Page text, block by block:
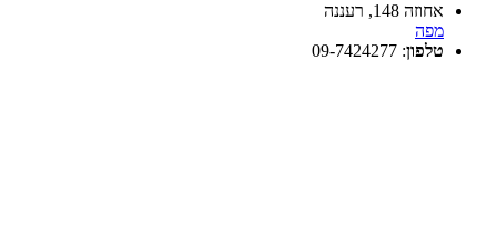
אחוזה 148, רעננה
מפה
טלפון:
09-7424277